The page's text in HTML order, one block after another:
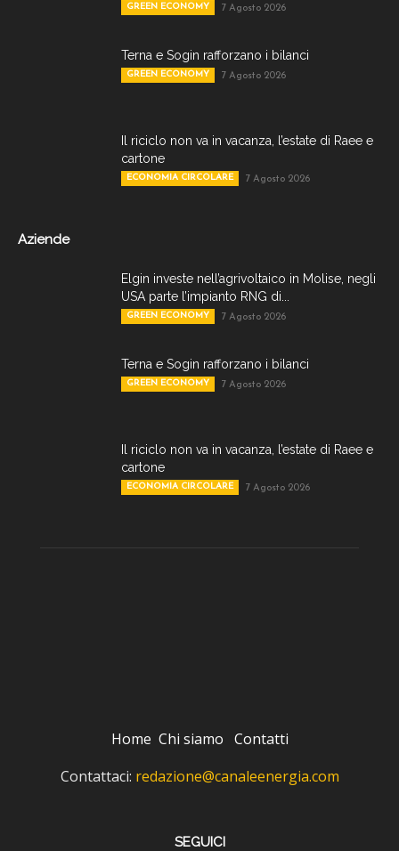
GREEN ECONOMY 7 Agosto 2026
Terna e Sogin rafforzano i bilanci
GREEN ECONOMY 7 Agosto 2026
Il riciclo non va in vacanza, l’estate di Raee e
cartone
ECONOMIA CIRCOLARE 7 Agosto 2026
Aziende
Elgin investe nell’agrivoltaico in Molise, negli
USA parte l’impianto RNG di...
GREEN ECONOMY 7 Agosto 2026
Terna e Sogin rafforzano i bilanci
GREEN ECONOMY 7 Agosto 2026
Il riciclo non va in vacanza, l’estate di Raee e
cartone
ECONOMIA CIRCOLARE 7 Agosto 2026
Home Chi siamo Contatti
Contattaci: redazione@canaleenergia.com
SEGUICI